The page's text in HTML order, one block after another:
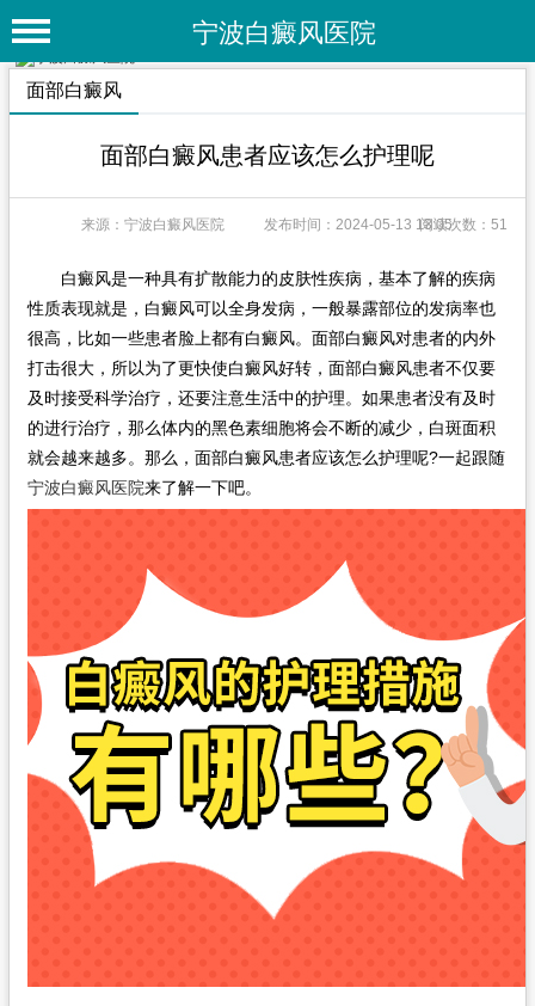
宁波白癜风医院
首 页
专家团队
特色疗法
白癜风常识
白癜风人群
白癜风部位
白癜风类型
面部白癜风
面部白癜风患者应该怎么护理呢
来源：宁波白癜风医院 发布时间：2024-05-13 13:05阅读次数：51
白癜风是一种具有扩散能力的皮肤性疾病，基本了解的疾病
性质表现就是，白癜风可以全身发病，一般暴露部位的发病率也
很高，比如一些患者脸上都有白癜风。面部白癜风对患者的内外
打击很大，所以为了更快使白癜风好转，面部白癜风患者不仅要
及时接受科学治疗，还要注意生活中的护理。如果患者没有及时
的进行治疗，那么体内的黑色素细胞将会不断的减少，白斑面积
就会越来越多。那么，面部白癜风患者应该怎么护理呢?一起跟随
宁波白癜风医院来了解一下吧。